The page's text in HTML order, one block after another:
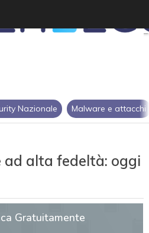
Nazionale Malware e attacchi
ad alta fedeltà: oggi
Gratuitamente